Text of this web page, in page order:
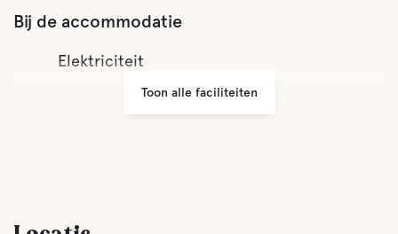
Bij de accommodatie
Elektriciteit
Toon alle faciliteiten